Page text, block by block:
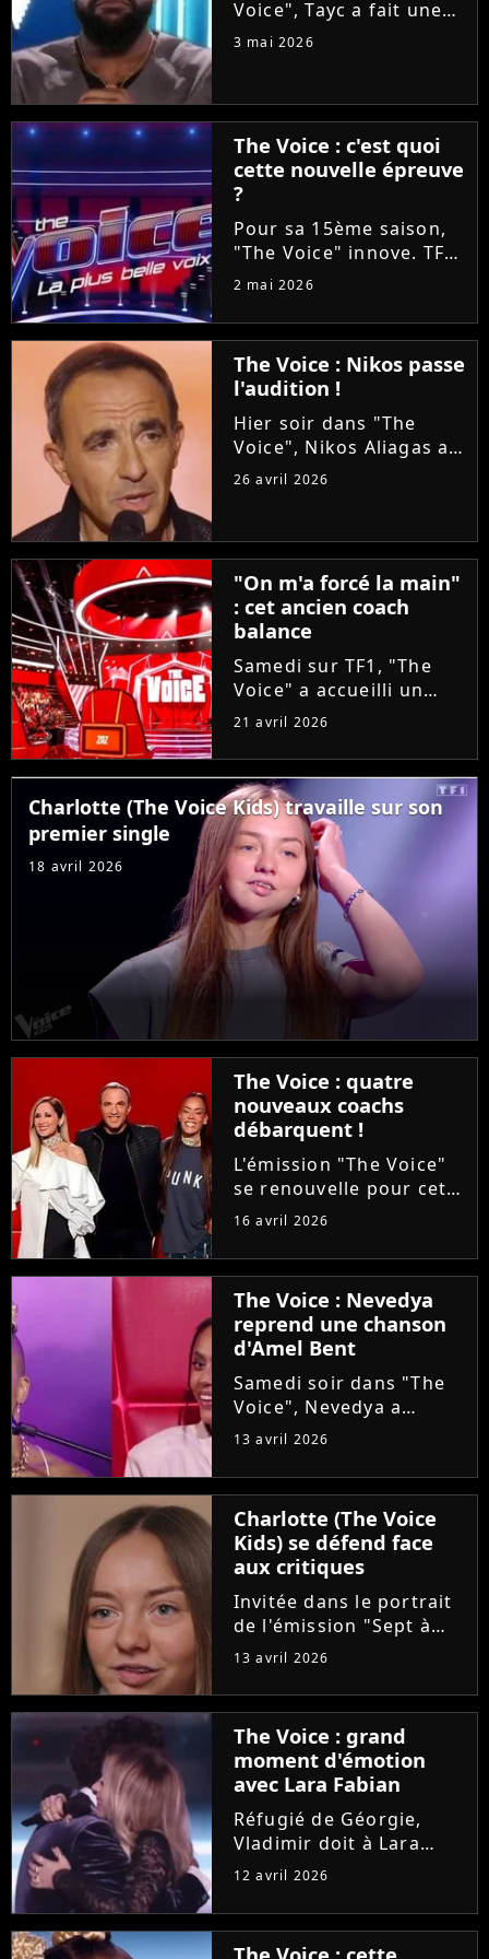
Voice", Tayc a fait une
proposition en or à
enregistrer un duo sur
son nouvel album
"Joÿa". Et le chanteur a
tenu...
3 mai 2026
The Voice : c'est quoi
cette nouvelle épreuve
?
Pour sa 15ème saison,
"The Voice" innove. TF1
va proposer ce soir aux
d'assister à deux
épreuves en une : les
Qualifications et les
Battles. On vous
explique tout !
2 mai 2026
The Voice : Nikos passe
l'audition !
Hier soir dans "The
Voice", Nikos Aliagas a
réservé une surprise de
d'un candidat. A-t-il
réussi à convaincre Lara
Fabian, Florent Pagny,...
26 avril 2026
"On m'a forcé la main"
: cet ancien coach
balance
Samedi sur TF1, "The
Voice" a accueilli un
invité exceptionnel pour
Louis Bertignac ! Coach
emblématique des deux
premières saisons, le
rockeur avait
pourtant...
21 avril 2026
Charlotte (The Voice Kids) travaille sur son
premier single
18 avril 2026
The Voice : quatre
nouveaux coachs
débarquent !
L'émission "The Voice"
se renouvelle pour cette
saison 15. Alors que les
arrivent à leur terme, la
production ajoute une
étape avant les Battles :
les Qualifications....
16 avril 2026
The Voice : Nevedya
reprend une chanson
d'Amel Bent
Samedi soir dans "The
Voice", Nevedya a
proposé une version
"Pourquoi tu restes"
d'Amel Bent. Un
moment chargé en
émotion qui n'a
néanmoins pas fait se
retourner...
13 avril 2026
Charlotte (The Voice
Kids) se défend face
aux critiques
Invitée dans le portrait
de l'émission "Sept à
Huit", Charlotte est
diagnostiqué à l'âge de
8 ans. La maladie et les
opérations de la
dernière gagnante de
"The...
13 avril 2026
The Voice : grand
moment d'émotion
avec Lara Fabian
Réfugié de Géorgie,
Vladimir doit à Lara
Fabian son
français et sa vocation
de chanteur. Sur le
12 avril 2026